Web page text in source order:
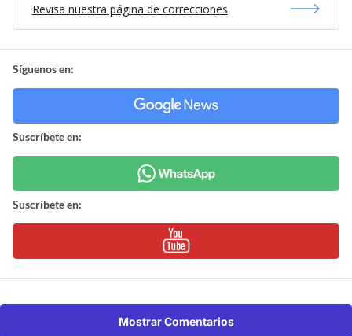
Revisa nuestra página de correcciones
Síguenos en:
Suscríbete en:
Suscríbete en:
Mostrar Comentarios